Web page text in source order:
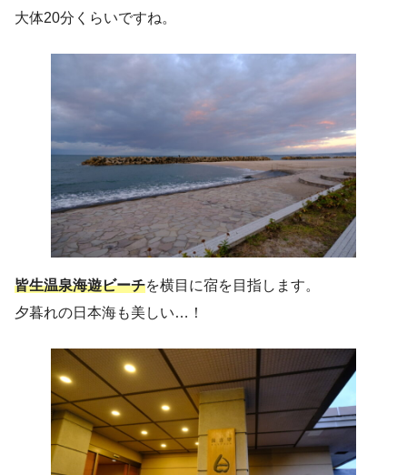
大体20分くらいですね。
皆生温泉海遊ビーチを横目に宿を目指します。
夕暮れの日本海も美しい…！